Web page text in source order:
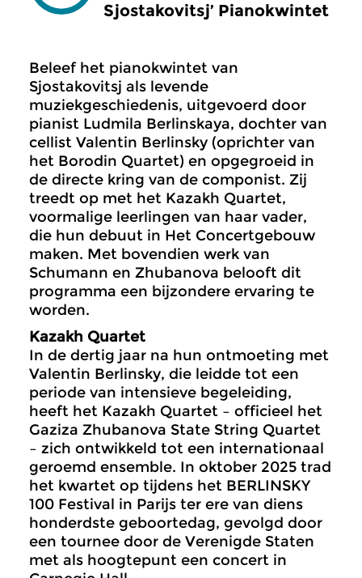
Sjostakovitsj’ Pianokwintet
Beleef het pianokwintet van
Sjostakovitsj als levende
muziekgeschiedenis, uitgevoerd door
pianist Ludmila Berlinskaya, dochter van
cellist Valentin Berlinsky (oprichter van
het Borodin Quartet) en opgegroeid in
de directe kring van de componist. Zij
treedt op met het Kazakh Quartet,
voormalige leerlingen van haar vader,
die hun debuut in Het Concertgebouw
maken. Met bovendien werk van
Schumann en Zhubanova belooft dit
programma een bijzondere ervaring te
worden.
Kazakh Quartet
In de dertig jaar na hun ontmoeting met
Valentin Berlinsky, die leidde tot een
periode van intensieve begeleiding,
heeft het Kazakh Quartet – officieel het
Gaziza Zhubanova State String Quartet
– zich ontwikkeld tot een internationaal
geroemd ensemble. In oktober 2025 trad
het kwartet op tijdens het BERLINSKY
100 Festival in Parijs ter ere van diens
honderdste geboortedag, gevolgd door
een tournee door de Verenigde Staten
met als hoogtepunt een concert in